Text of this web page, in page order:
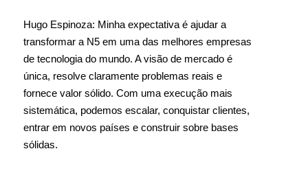
Hugo Espinoza: Minha expectativa é ajudar a
transformar a N5 em uma das melhores empresas
de tecnologia do mundo. A visão de mercado é
única, resolve claramente problemas reais e
fornece valor sólido. Com uma execução mais
sistemática, podemos escalar, conquistar clientes,
entrar em novos países e construir sobre bases
sólidas.